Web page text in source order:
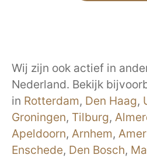
Wij zijn ook actief in
Nederland. Bekijk
in Rotterdam, Den Haag,
Groningen, Tilburg,
Apeldoorn, Arnhem,
Enschede, Den Bosch,